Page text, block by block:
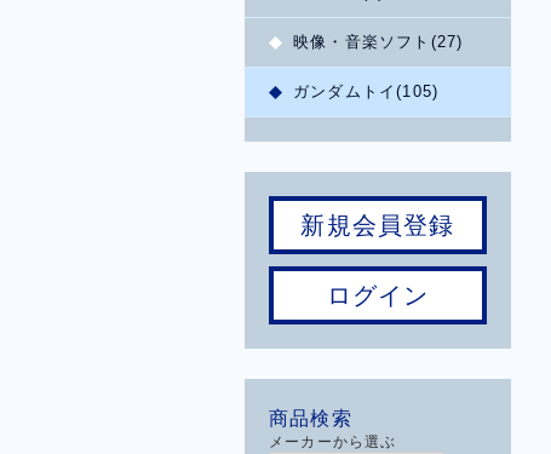
映像・音楽ソフト(27)
ガンダムトイ(105)
新規会員登録
ログイン
商品検索
メーカーから選ぶ